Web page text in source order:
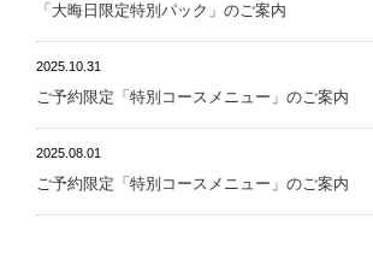
「大晦日限定特別パック」のご案内
2025.10.31
ご予約限定「特別コースメニュー」のご案内
2025.08.01
ご予約限定「特別コースメニュー」のご案内